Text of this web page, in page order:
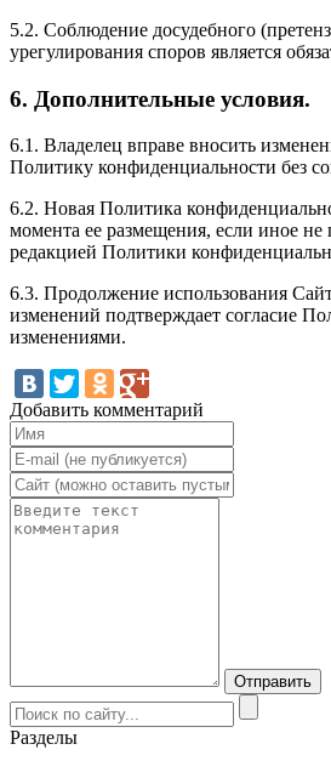
5.2. Соблюдение досудебного
урегулирования споров является
6. Дополнительные условия.
6.1. Владелец вправе вносить
Политику конфиденциальности без
6.2. Новая Политика
момента ее размещения, если иное не
редакцией Политики
6.3. Продолжение использования
изменений подтверждает согласие
изменениями.
Добавить комментарий
Разделы